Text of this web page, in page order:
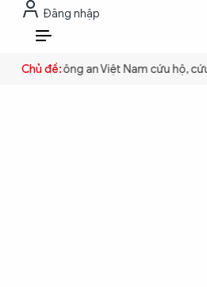
Đăng nhập
VI
Chủ đề:Công an Việt Nam cứu hộ, cứu